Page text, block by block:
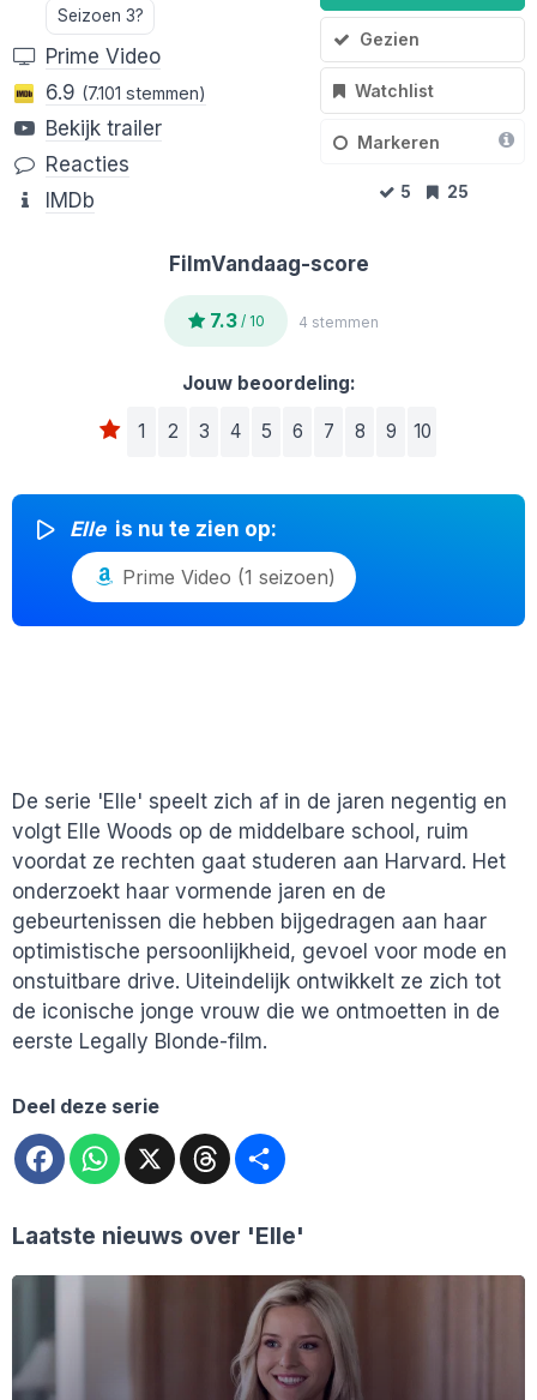
Gezien
Watchlist
Markeren
5 25
Seizoen 3?
Prime Video
6.9 (7.101 stemmen)
Bekijk trailer
Reacties
IMDb
FilmVandaag-score
7.3 / 10 4 stemmen
Jouw beoordeling:
1 2 3 4 5 6 7 8 9 10
Elle is nu te zien op:
Prime Video (1 seizoen)
De serie 'Elle' speelt zich af in de jaren negentig en
volgt Elle Woods op de middelbare school, ruim
voordat ze rechten gaat studeren aan Harvard. Het
onderzoekt haar vormende jaren en de
gebeurtenissen die hebben bijgedragen aan haar
optimistische persoonlijkheid, gevoel voor mode en
onstuitbare drive. Uiteindelijk ontwikkelt ze zich tot
de iconische jonge vrouw die we ontmoetten in de
eerste Legally Blonde-film.
Deel deze serie
FacebookWhatsApp
X Threads
Laatste nieuws over 'Elle'